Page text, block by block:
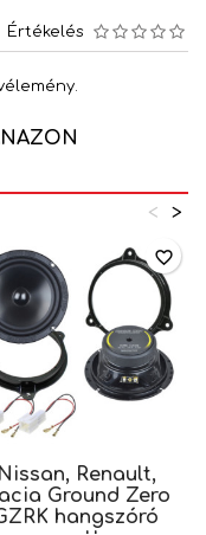
Értékelés
>
<
Nissan, Renault,
Ground Zero
hangszóró
favorite_border